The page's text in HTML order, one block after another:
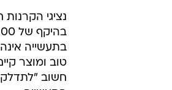
נציגי
בתעשייה
טוב ומוצר
חשוב